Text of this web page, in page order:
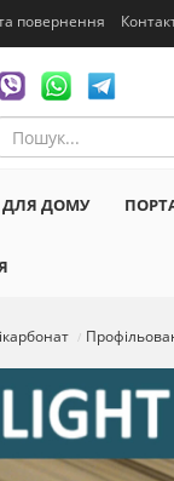
повернення
ДЛЯ ДОМУ